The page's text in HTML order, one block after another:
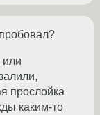
прослойка
каким-то